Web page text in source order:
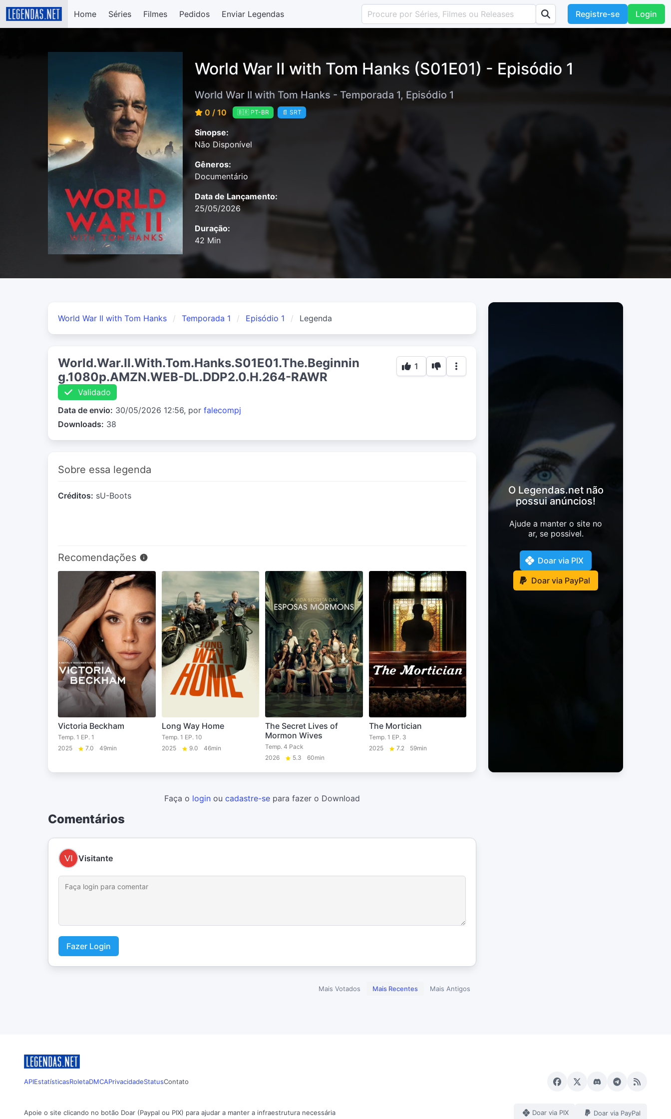
Home Séries Filmes Pedidos Enviar Legendas Registre-se Login
World War II with Tom Hanks (S01E01) - Episódio 1
World War II with Tom Hanks - Temporada 1, Episódio 1
0 / 10 🇧🇷 PT-BR 📄 SRT
Sinopse:
Não Disponível
Gêneros:
Documentário
Data de Lançamento:
25/05/2026
Duração:
42 Min
World War II with Tom Hanks Temporada 1 Episódio 1 Legenda
World.War.II.With.Tom.Hanks.S01E01.The.Beginnin
g.1080p.AMZN.WEB-DL.DDP2.0.H.264-RAWR
Validado
Data de envio: 30/05/2026 12:56, por falecompj
Downloads: 38
1
Sobre essa legenda
Créditos: sU-Boots
Recomendações
Victoria Beckham
Temp. 1 EP. 1
2025
7.0 49min
Long Way Home
Temp. 1 EP. 10
2025
9.0 46min
The Secret Lives of
Mormon Wives
Temp. 4 Pack
2026
5.3 60min
The Mortician
Temp. 1 EP. 3
2025
7.2 59min
O Legendas.net não
possui anúncios!
Ajude a manter o site no
ar, se possivel.
Doar via PIX
Doar via PayPal
Faça o login ou cadastre-se para fazer o Download
Comentários
Visitante
Fazer Login
Mais Votados Mais Recentes Mais Antigos
APIEstatísticasRoletaDMCAPrivacidadeStatusContato
Apoie o site clicando no botão Doar (Paypal ou PIX) para ajudar a manter a infraestrutura necessária Doar via PIX Doar via PayPal